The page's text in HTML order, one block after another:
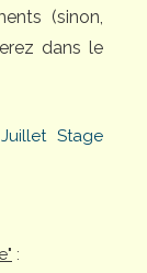
(sinon,
dans le
Stage
: